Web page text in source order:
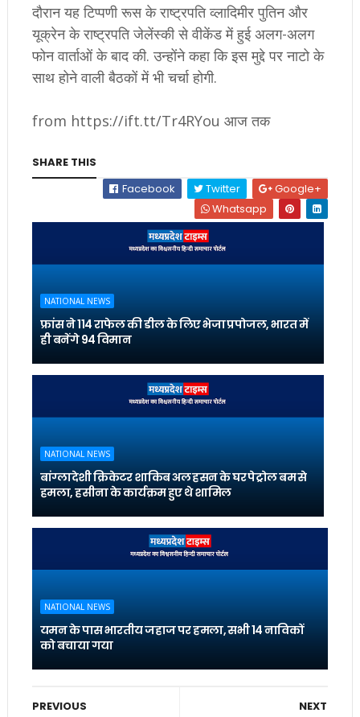
दौरान यह टिप्पणी रूस के राष्ट्रपति व्लादिमीर पुतिन और
यूक्रेन के राष्ट्रपति जेलेंस्की से वीकेंड में हुई अलग-अलग
फोन वार्ताओं के बाद की. उन्होंने कहा कि इस मुद्दे पर नाटो के
साथ होने वाली बैठकों में भी चर्चा होगी.
from https://ift.tt/Tr4RYou आज तक
SHARE THIS
Facebook
Twitter
Google+
Whatsapp
NATIONAL NEWS
फ्रांस ने 114 राफेल की डील के लिए भेजा प्रपोजल, भारत में
ही बनेंगे 94 विमान
NATIONAL NEWS
बांग्लादेशी क्रिकेटर शाकिब अल हसन के घर पेट्रोल बम से
हमला, हसीना के कार्यक्रम हुए थे शामिल
NATIONAL NEWS
यमन के पास भारतीय जहाज पर हमला, सभी 14 नाविकों
को बचाया गया
NEXT
PREVIOUS